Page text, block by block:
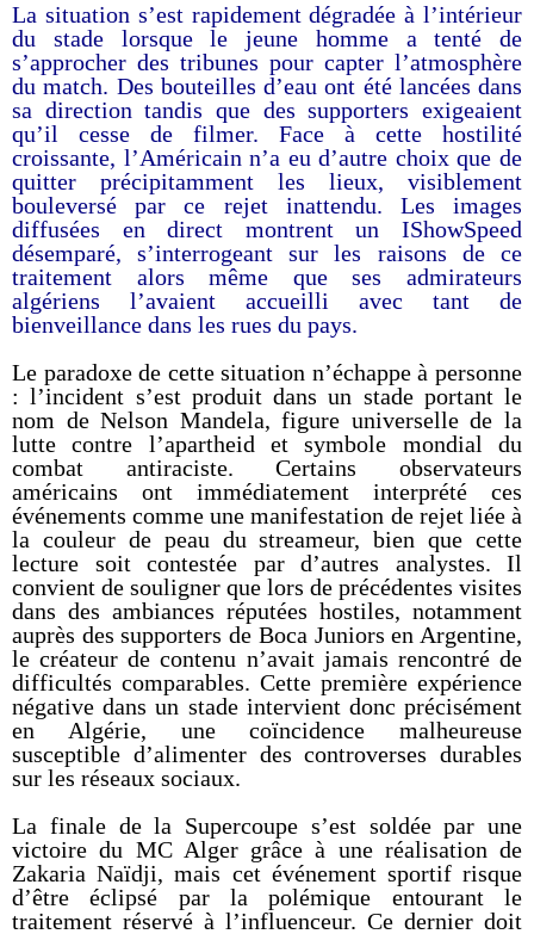
La situation s’est rapidement dégradée à l’intérieur
du stade lorsque le jeune homme a tenté de
s’approcher des tribunes pour capter l’atmosphère
du match. Des bouteilles d’eau ont été lancées dans
sa direction tandis que des supporters exigeaient
qu’il cesse de filmer. Face à cette hostilité
croissante, l’Américain n’a eu d’autre choix que de
quitter précipitamment les lieux, visiblement
bouleversé par ce rejet inattendu. Les images
diffusées en direct montrent un IShowSpeed
désemparé, s’interrogeant sur les raisons de ce
traitement alors même que ses admirateurs
algériens l’avaient accueilli avec tant de
bienveillance dans les rues du pays.
Le paradoxe de cette situation n’échappe à personne
: l’incident s’est produit dans un stade portant le
nom de Nelson Mandela, figure universelle de la
lutte contre l’apartheid et symbole mondial du
combat antiraciste. Certains observateurs
américains ont immédiatement interprété ces
événements comme une manifestation de rejet liée à
la couleur de peau du streameur, bien que cette
lecture soit contestée par d’autres analystes. Il
convient de souligner que lors de précédentes visites
dans des ambiances réputées hostiles, notamment
auprès des supporters de Boca Juniors en Argentine,
le créateur de contenu n’avait jamais rencontré de
difficultés comparables. Cette première expérience
négative dans un stade intervient donc précisément
en Algérie, une coïncidence malheureuse
susceptible d’alimenter des controverses durables
sur les réseaux sociaux.
La finale de la Supercoupe s’est soldée par une
victoire du MC Alger grâce à une réalisation de
Zakaria Naïdji, mais cet événement sportif risque
d’être éclipsé par la polémique entourant le
traitement réservé à l’influenceur. Ce dernier doit